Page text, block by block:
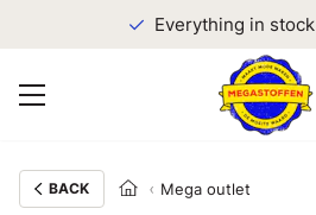
Everything in stock
BACK Mega outlet